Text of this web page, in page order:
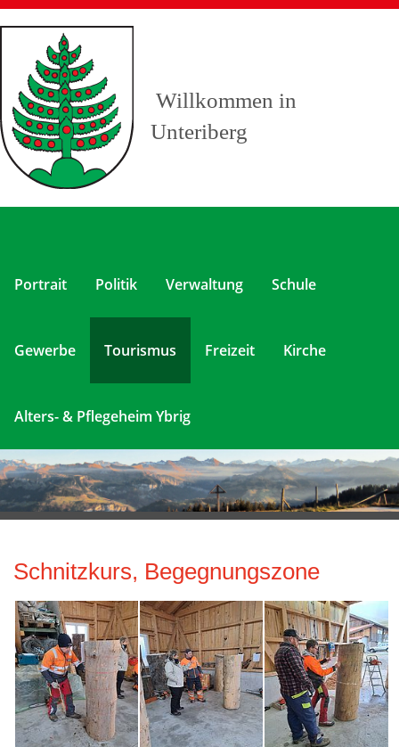
Willkommen in
Unteriberg
Portrait Politik Verwaltung Schule
Gewerbe Tourismus Freizeit Kirche
Alters- & Pflegeheim Ybrig
Schnitzkurs, Begegnungszone